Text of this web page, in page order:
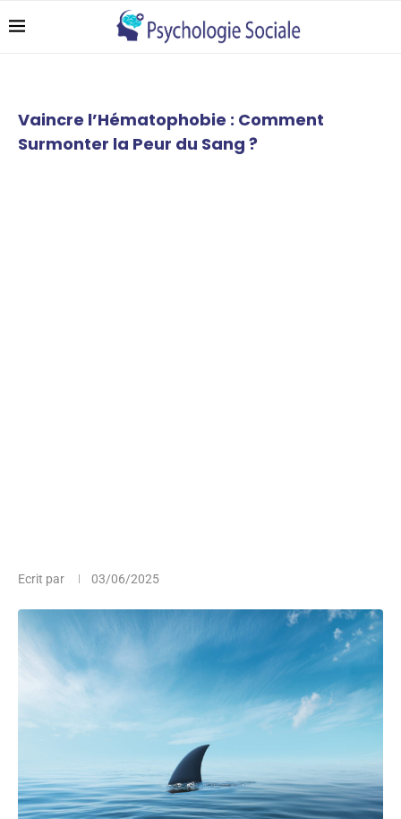
Vaincre l’Hématophobie : Comment
Surmonter la Peur du Sang ?
Ecrit par 03/06/2025